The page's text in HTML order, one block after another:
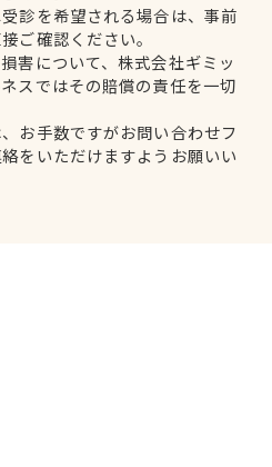
診を希望される場合は、事前
ご確認ください。
害について、株式会社ギミッ
スではその賠償の責任を一切
お手数ですがお問い合わせフ
をいただけますようお願いい